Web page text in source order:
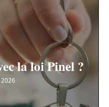
la loi Pinel ?